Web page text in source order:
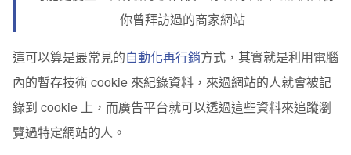
你曾拜訪過的商家網站
這可以算是最常見的自動化再行銷方式，其實就是利用電腦
內的暫存技術 cookie 來紀錄資料，來過網站的人就會被記
錄到 cookie 上，而廣告平台就可以透過這些資料來追蹤瀏
覽過特定網站的人。